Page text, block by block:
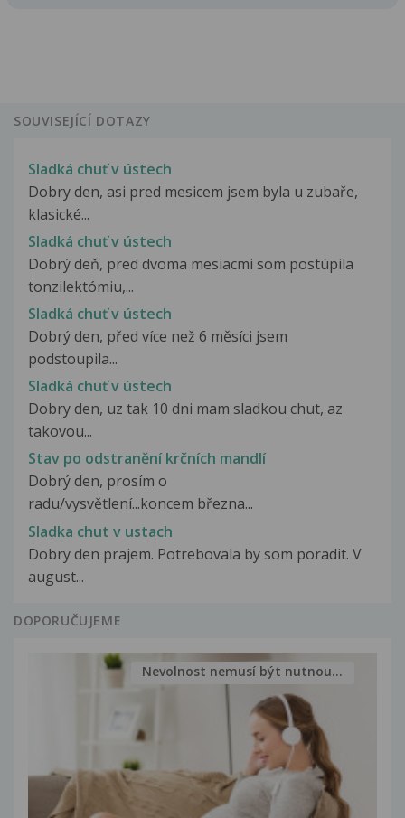
SOUVISEJÍCÍ DOTAZY
Sladká chuť v ústech
Dobry den, asi pred mesicem jsem byla u zubaře,
klasické...
Sladká chuť v ústech
Dobrý deň, pred dvoma mesiacmi som postúpila
tonzilektómiu,...
Sladká chuť v ústech
Dobrý den, před více než 6 měsíci jsem
podstoupila...
Sladká chuť v ústech
Dobry den, uz tak 10 dni mam sladkou chut, az
takovou...
Stav po odstranění krčních mandlí
Dobrý den, prosím o
radu/vysvětlení...koncem března...
Sladka chut v ustach
Dobry den prajem. Potrebovala by som poradit. V
august...
DOPORUČUJEME
Nevolnost nemusí být nutnou...